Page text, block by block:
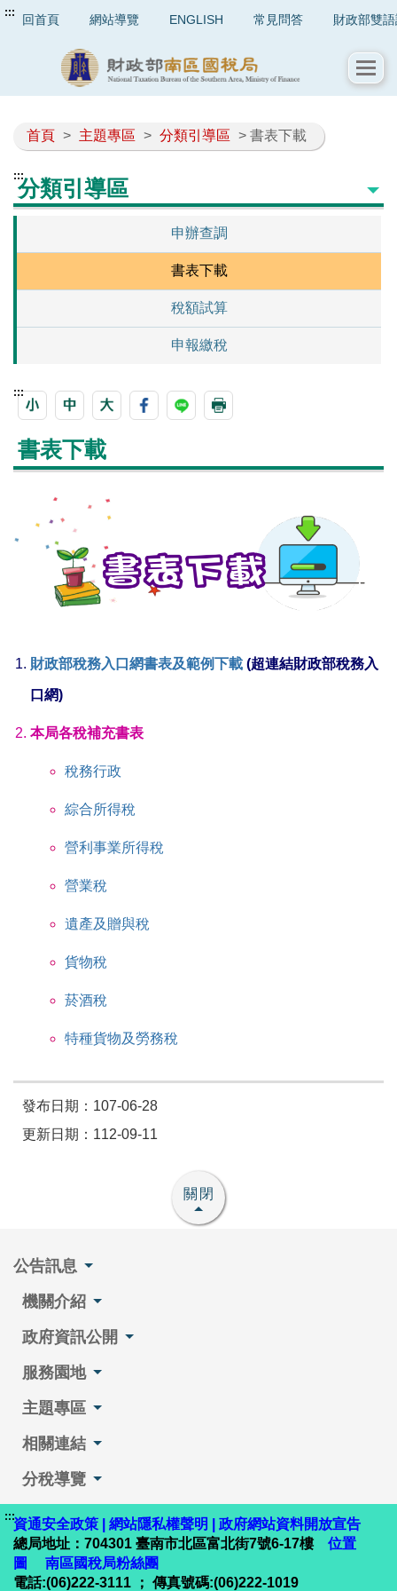
::: 回首頁 網站導覽 ENGLISH 常見問答 財政部雙
首頁 > 主題專區 > 分類引導區 > 書表下載
:::分類引導區
申辦查調
書表下載
稅額試算
申報繳稅
:::
書表下載
財政部稅務入口網書表及範例下載 (超連結財政部稅務入
口網)
本局各稅補充書表
稅務行政
綜合所得稅
營利事業所得稅
營業稅
遺產及贈與稅
貨物稅
菸酒稅
特種貨物及勞務稅
發布日期：107-06-28
更新日期：112-09-11
關閉
公告訊息
機關介紹
政府資訊公開
服務園地
主題專區
相關連結
分稅導覽
:::資通安全政策 網站隱私權聲明
政府網站資料開放宣告
總局地址：704301 臺南市北區富北街7號6-17樓
位置
圖
南區國稅局粉絲團
電話:(06)222-3111 ； 傳真號碼:(06)222-1019